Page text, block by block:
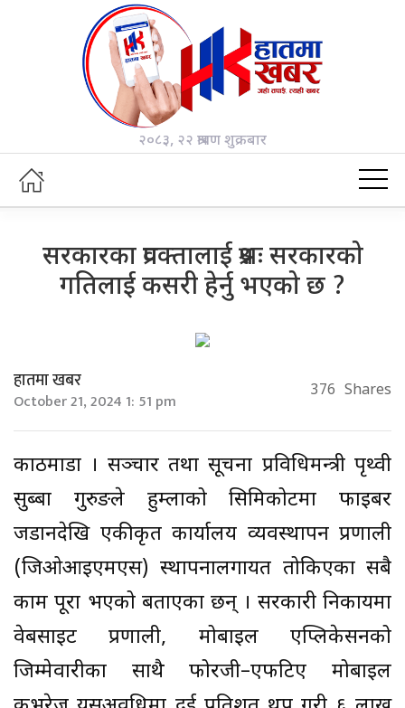
२०८३, २२ श्रावण शुक्रबार
सरकारका प्रवक्तालाई प्रश्नः सरकारको
गतिलाई कसरी हेर्नु भएको छ ?
हातमा खबर
October 21, 2024 1: 51 pm 376 Shares
काठमाडौँ । सञ्चार तथा सूचना प्रविधिमन्त्री पृथ्वी
सुब्बा गुरुङले हुम्लाको सिमिकोटमा फाइबर
जडानदेखि एकीकृत कार्यालय व्यवस्थापन प्रणाली
(जिओआइएमएस) स्थापनालगायत तोकिएका सबै
काम पूरा भएको बताएका छन् । सरकारी निकायमा
वेबसाइट प्रणाली, मोबाइल एप्लिकेसनको
जिम्मेवारीका साथै फोरजी–एफटिए मोबाइल